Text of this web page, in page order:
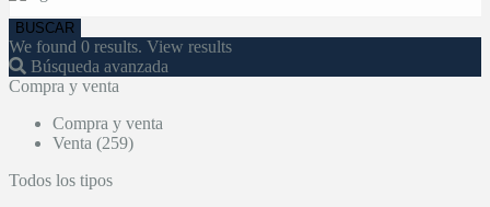
We found 0 results. View results
Búsqueda avanzada
Compra y venta
Compra y venta
Venta (259)
Todos los tipos